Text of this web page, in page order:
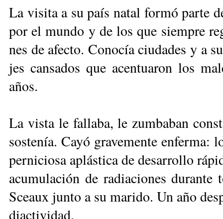
La vi­si­ta a su país na­tal for­mó par­te
por el mun­do y de los que siem­pre
nes de afec­to. Co­no­cía ciu­da­des y a
jes can­sa­dos que acen­tua­ron los
años.
La vis­ta le fa­lla­ba, le zum­ba­ban
sos­te­nía. Ca­yó gra­ve­men­te en­fer­ma:
per­ni­cio­sa aplás­ti­ca de de­sa­rro­llo
acu­mu­la­ción de ra­dia­cio­nes
Sceaux jun­to a su ma­ri­do. Un año
diac­ti­vi­dad.